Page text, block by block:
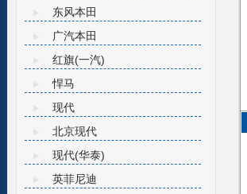
东风本田
广汽本田
红旗(一汽)
悍马
现代
北京现代
现代(华泰)
英菲尼迪